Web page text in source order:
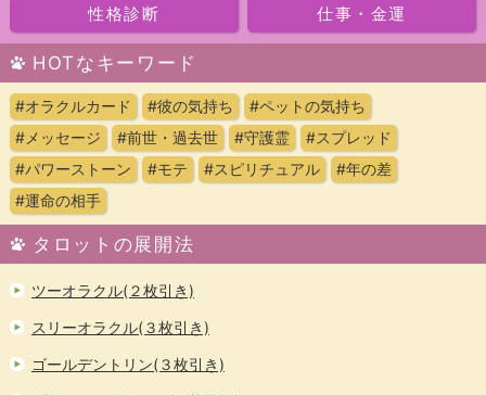
性格診断 仕事・金運
HOTなキーワード
#オラクルカード #彼の気持ち
#ペットの気持ち
#メッセージ
#前世・過去世 #守護霊
#スプレッド
#パワーストーン
#モテ #スピリチュアル
#年の差
#運命の相手
タロットの展開法
ツーオラクル(２枚引き)
スリーオラクル(３枚引き)
ゴールデントリン(３枚引き)